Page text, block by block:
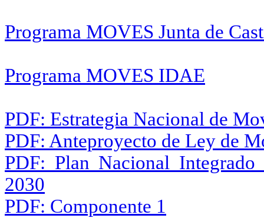
Programa MOVES Junta de
Programa MOVES IDAE
PDF: Estrategia Nacional de
PDF: Anteproyecto de Ley de
PDF: Plan Nacional
2030
PDF: Componente 1